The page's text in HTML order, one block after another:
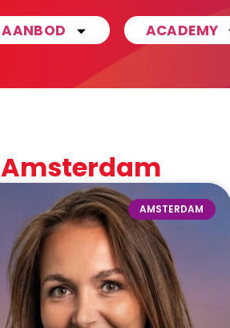
AANBOD ACADEMY
Amsterdam
AMSTERDAM